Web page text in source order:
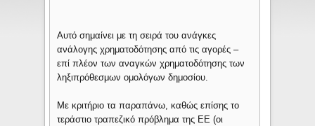
Αυτό σημαίνει με τη σειρά του ανάγκες
ανάλογης χρηματοδότησης από τις αγορές –
επί πλέον των αναγκών χρηματοδότησης των
ληξιπρόθεσμων ομολόγων δημοσίου.
Με κριτήριο τα παραπάνω, καθώς επίσης το
τεράστιο τραπεζικό πρόβλημα της ΕΕ (οι